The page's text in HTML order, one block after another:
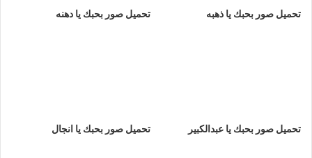
تحميل صور بحبك يا ذهبه تحميل صور بحبك يا دهنه
تحميل صور بحبك يا عبدالكبير تحميل صور بحبك يا انجال